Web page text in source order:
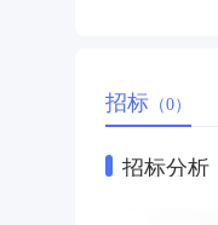
招标 （0）
招标分析